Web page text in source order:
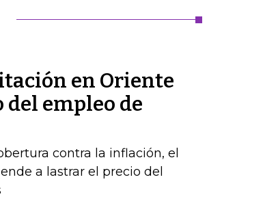
en Oriente
del empleo de
contra la inflación, el
a lastrar el precio del